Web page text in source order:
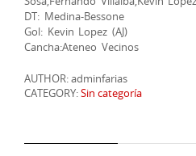
DT: Medina-Bessone
Gol: Kevin Lopez (AJ)
Cancha:Ateneo Vecinos
AUTHOR: adminfarias
CATEGORY:Sin categoría